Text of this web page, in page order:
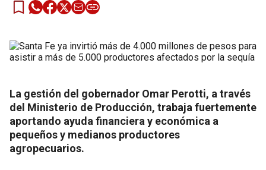
La gestión del gobernador Omar Perotti, a través
del Ministerio de Producción, trabaja fuertemente
aportando ayuda financiera y económica a
pequeños y medianos productores
agropecuarios.